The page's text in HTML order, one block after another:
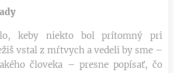
keby niekto bol prítomný pri
vstal z mŕtvych a vedeli by sme –
človeka – presne popísať, čo